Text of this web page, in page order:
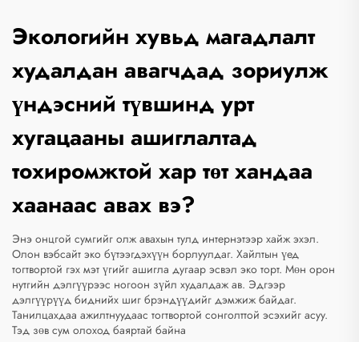
Экологийн хувьд магадлалт
худалдан авагчдад зориулж
үндэсний түвшинд урт
хугацааны ашиглалтад
тохиромжтой хар төт хандаа
хаанаас авах вэ?
Энэ онцгой сумгийг олж авахын тулд интернэтээр хайж эхэл.
Олон вэбсайт эко бүтээгдэхүүн борлуулдаг. Хайлтын үед
тогтвортой гэх мэт үгийг ашигла дугаар эсвэл эко торт. Мөн орон
нутгийн дэлгүүрээс ногоон зүйл худалдаж ав. Эдгээр
дэлгүүрүүд биднийх шиг брэндүүдийг дэмжиж байдаг.
Танилцахдаа ажилтнуудаас тогтвортой сонголттой эсэхийг асуу.
Тэд зөв сум олоход баяртай байна